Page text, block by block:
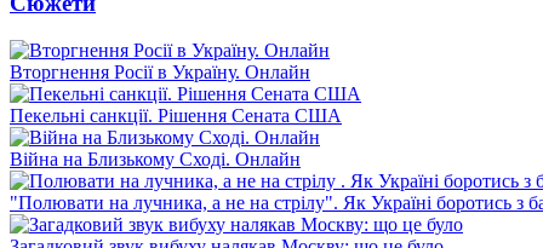
Вторгнення Росії в Україну. Онлайн
Пекельні санкції. Рішення Сената США
Війна на Близькому Сході. Онлайн
"Полювати на лучника, а не на стрілу". Як Україні боротись з